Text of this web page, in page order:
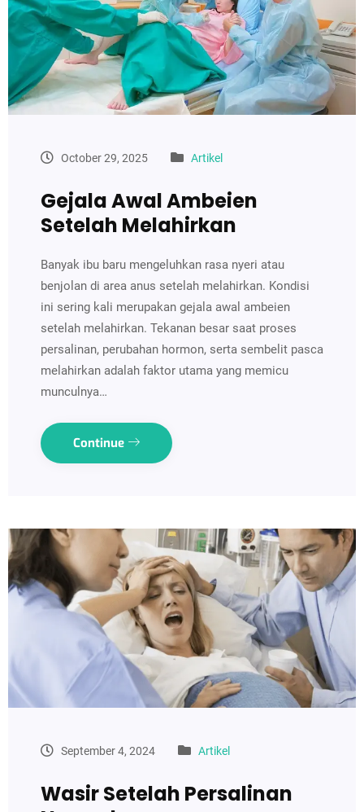
October 29, 2025 Artikel
Gejala Awal Ambeien
Setelah Melahirkan
Banyak ibu baru mengeluhkan rasa nyeri atau
benjolan di area anus setelah melahirkan. Kondisi
ini sering kali merupakan gejala awal ambeien
setelah melahirkan. Tekanan besar saat proses
persalinan, perubahan hormon, serta sembelit pasca
melahirkan adalah faktor utama yang memicu
munculnya…
Continue
September 4, 2024 Artikel
Wasir Setelah Persalinan